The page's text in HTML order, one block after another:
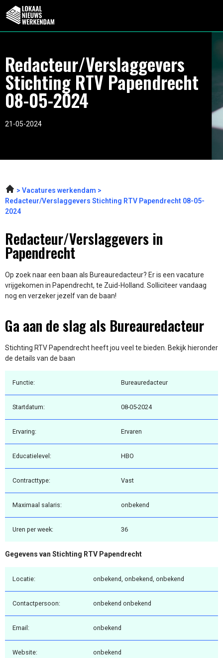
Redacteur/Verslaggevers
Stichting RTV Papendrecht
08-05-2024
21-05-2024
Vacatures werkendam
Redacteur/Verslaggevers Stichting RTV Papendrecht 08-05-
2024
Redacteur/Verslaggevers in
Papendrecht
Op zoek naar een baan als Bureauredacteur? Er is een vacature
vrijgekomen in Papendrecht, te Zuid-Holland. Solliciteer vandaag
nog en verzeker jezelf van de baan!
Ga aan de slag als Bureauredacteur
Stichting RTV Papendrecht heeft jou veel te bieden. Bekijk hieronder
de details van de baan
Functie: Bureauredacteur
Startdatum: 08-05-2024
Ervaring: Ervaren
Educatielevel: HBO
Contracttype: Vast
Maximaal salaris: onbekend
Uren per week: 36
Gegevens van Stichting RTV Papendrecht
Locatie: onbekend, onbekend, onbekend
Contactpersoon: onbekend onbekend
Email: onbekend
Website: onbekend